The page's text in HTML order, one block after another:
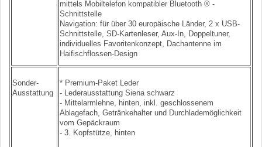
mittels Mobiltelefon kompatibler Bluetooth ® -
Schnittstelle
Navigation: für über 30 europäische Länder, 2 x USB-
Schnittstelle, SD-Kartenleser, Aux-In, Doppeltuner,
individuelles Favoritenkonzept, Dachantenne im
Haifischflossen-Design
Sonder-
Ausstattung
* Premium-Paket Leder
- Lederausstattung Siena schwarz
- Mittelarmlehne, hinten, inkl. geschlossenem
Ablagefach, Getränkehalter und Durchlademöglichkeit
vom Gepäckraum
- 3. Kopfstütze, hinten